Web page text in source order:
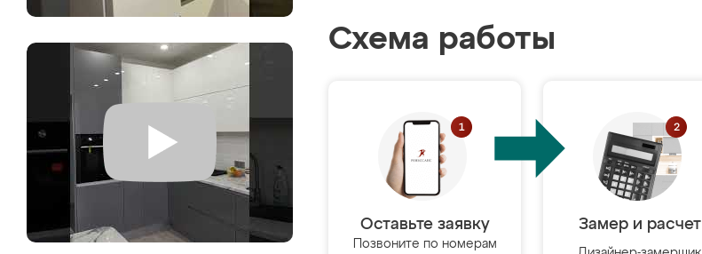
Схема работы
Оставьте заявку
Позвоните по номерам
Замер и расчет